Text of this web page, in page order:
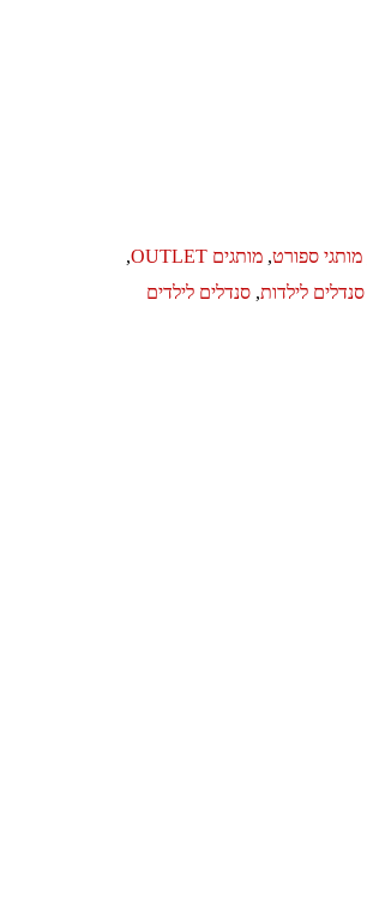
מותגי ספורט, מותגים OUTLET
,
סנדלים לילדות, סנדלים לילדים